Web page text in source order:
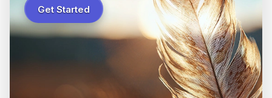
Get Started